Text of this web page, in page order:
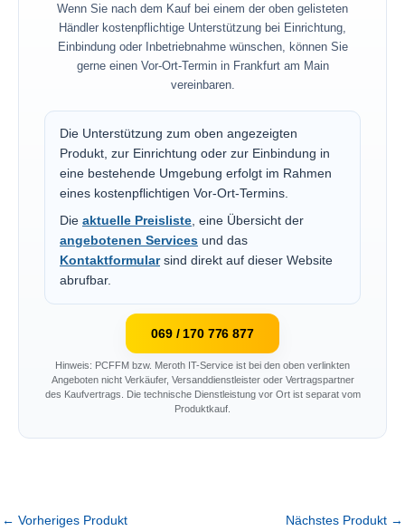
Wenn Sie nach dem Kauf bei einem der oben gelisteten
Händler kostenpflichtige Unterstützung bei Einrichtung,
Einbindung oder Inbetriebnahme wünschen, können Sie
gerne einen Vor-Ort-Termin in Frankfurt am Main
vereinbaren.
Die Unterstützung zum oben angezeigten
Produkt, zur Einrichtung oder zur Einbindung in
eine bestehende Umgebung erfolgt im Rahmen
eines kostenpflichtigen Vor-Ort-Termins.
Die aktuelle Preisliste , eine Übersicht der
angebotenen Services und das
Kontaktformularsind direkt auf dieser Website
abrufbar.
069 / 170 776 877
Hinweis: PCFFM bzw. Meroth IT-Service ist bei den oben verlinkten
Angeboten nicht Verkäufer, Versanddienstleister oder Vertragspartner
des Kaufvertrags. Die technische Dienstleistung vor Ort ist separat vom
Produktkauf.
← Vorheriges Produkt Nächstes Produkt →